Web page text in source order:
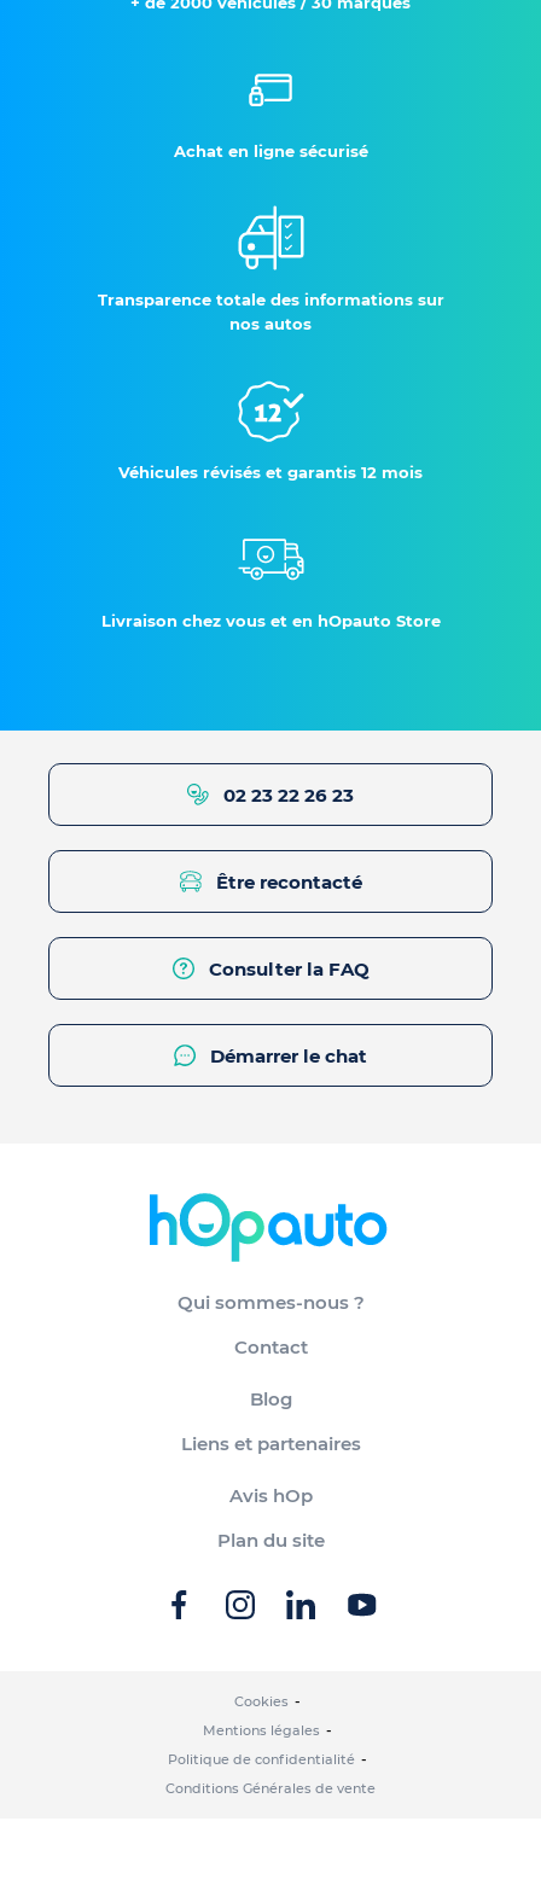
Achat en ligne sécurisé
Transparence totale des informations sur
nos autos
Véhicules révisés et garantis 12 mois
Livraison chez vous et en hOpauto Store
02 23 22 26 23
Être recontacté
Consulter la FAQ
Démarrer le chat
Qui sommes-nous ?
Contact
Blog
Liens et partenaires
Avis hOp
Plan du site
Cookies
Mentions légales
Politique de confidentialité
Conditions Générales de vente